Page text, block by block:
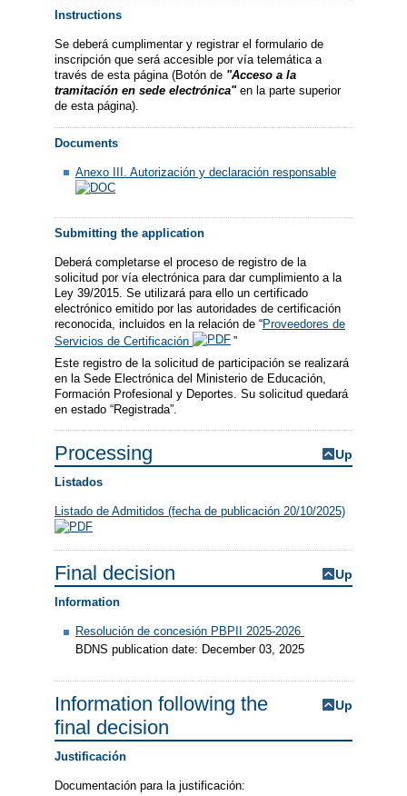
Instructions
Se deberá cumplimentar y registrar el formulario de
inscripción que será accesible por vía telemática a
través de esta página (Botón de "Acceso a la
tramitación en sede electrónica"en la parte superior
de esta página).
Documents
Anexo III. Autorización y declaración responsable
Submitting the application
Deberá completarse el proceso de registro de la
solicitud por vía electrónica para dar cumplimiento a la
Ley 39/2015. Se utilizará para ello un certificado
electrónico emitido por las autoridades de certificación
reconocida, incluidos en la relación de “Proveedores de
Servicios de Certificación
”
Este registro de la solicitud de participación se realizará
en la Sede Electrónica del Ministerio de Educación,
Formación Profesional y Deportes. Su solicitud quedará
en estado “Registrada”.
Processing Up
Listados
Listado de Admitidos (fecha de publicación 20/10/2025)
Final decision Up
Information
Resolución de concesión PBPII 2025-2026
BDNS publication date: December 03, 2025
Information following the
final decision
Up
Justificación
Documentación para la justificación: